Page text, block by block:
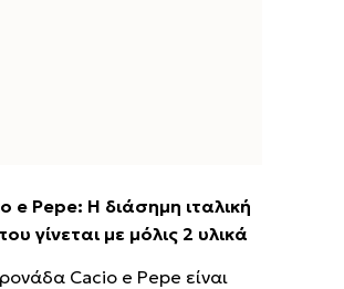
e Pepe: Η διάσημη ιταλική
γίνεται με μόλις 2 υλικά
Cacio e Pepe είναι